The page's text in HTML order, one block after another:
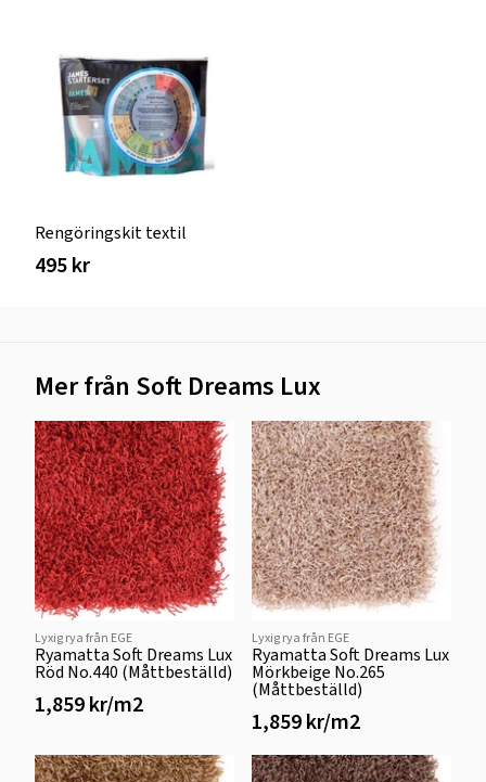
Rengöringskit textil
495 kr
Mer från Soft Dreams Lux
Lyxig rya från EGE
Ryamatta Soft Dreams Lux
Röd No.440 (Måttbeställd)
1,859 kr/m2
Lyxig rya från EGE
Ryamatta Soft Dreams Lux
Mörkbeige No.265
(Måttbeställd)
1,859 kr/m2